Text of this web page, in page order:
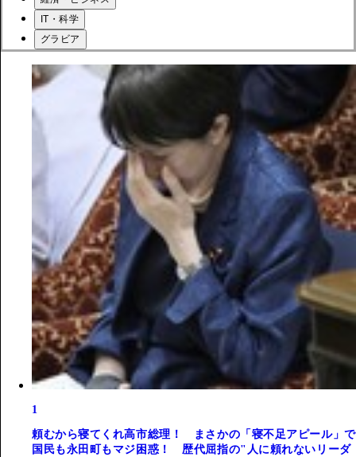
IT・科学
グラビア
1
頼むから寝てくれ高市総理！ まさかの「寝不足アピール」で
国民も永田町もマジ困惑！ 歴代屈指の"人に頼れないリーダ